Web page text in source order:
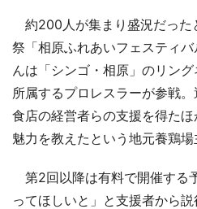
約200人が集まり盛況だった
祭「相原ふれあいフェスティ
んは「シンゴ・相原」のリン
所属するプロレスラーが参戦
食店の経営者らの支援を得た
魅力を教えたという地元養鶏場
第2回以降は有料で開催する
ってほしいと」と支援者から